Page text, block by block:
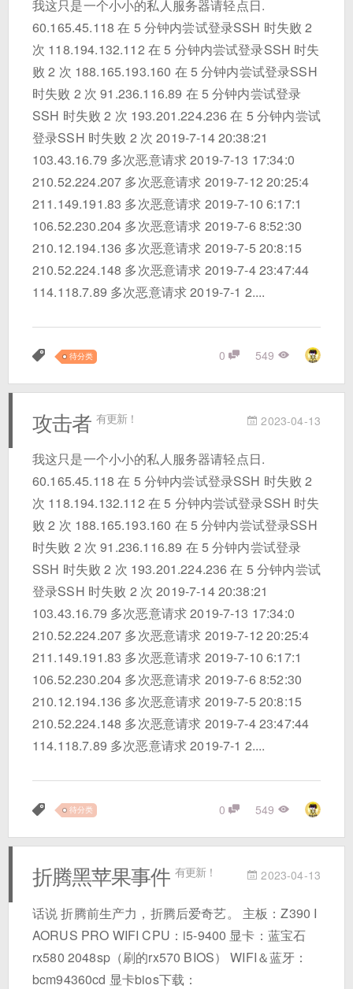
我这只是一个小小的私人服务器请轻点日.
60.165.45.118 在 5 分钟内尝试登录SSH 时失败 2
次 118.194.132.112 在 5 分钟内尝试登录SSH 时失
败 2 次 188.165.193.160 在 5 分钟内尝试登录SSH
时失败 2 次 91.236.116.89 在 5 分钟内尝试登录
SSH 时失败 2 次 193.201.224.236 在 5 分钟内尝试
登录SSH 时失败 2 次 2019-7-14 20:38:21
103.43.16.79 多次恶意请求 2019-7-13 17:34:0
210.52.224.207 多次恶意请求 2019-7-12 20:25:4
211.149.191.83 多次恶意请求 2019-7-10 6:17:1
106.52.230.204 多次恶意请求 2019-7-6 8:52:30
210.12.194.136 多次恶意请求 2019-7-5 20:8:15
210.52.224.148 多次恶意请求 2019-7-4 23:47:44
114.118.7.89 多次恶意请求 2019-7-1 2....
待分类 0 549
攻击者 有更新！ 2023-04-13
我这只是一个小小的私人服务器请轻点日.
60.165.45.118 在 5 分钟内尝试登录SSH 时失败 2
次 118.194.132.112 在 5 分钟内尝试登录SSH 时失
败 2 次 188.165.193.160 在 5 分钟内尝试登录SSH
时失败 2 次 91.236.116.89 在 5 分钟内尝试登录
SSH 时失败 2 次 193.201.224.236 在 5 分钟内尝试
登录SSH 时失败 2 次 2019-7-14 20:38:21
103.43.16.79 多次恶意请求 2019-7-13 17:34:0
210.52.224.207 多次恶意请求 2019-7-12 20:25:4
211.149.191.83 多次恶意请求 2019-7-10 6:17:1
106.52.230.204 多次恶意请求 2019-7-6 8:52:30
210.12.194.136 多次恶意请求 2019-7-5 20:8:15
210.52.224.148 多次恶意请求 2019-7-4 23:47:44
114.118.7.89 多次恶意请求 2019-7-1 2....
待分类 0 549
折腾黑苹果事件 有更新！ 2023-04-13
话说 折腾前生产力，折腾后爱奇艺。 主板：Z390 I
AORUS PRO WIFI CPU：i5-9400 显卡：蓝宝石
rx580 2048sp（刷的rx570 BIOS） WIFI＆蓝牙：
bcm94360cd 显卡bios下载：